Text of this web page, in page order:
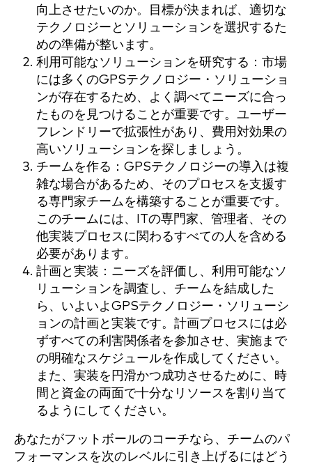
向上させたいのか。目標が決まれば、適切な
テクノロジーとソリューションを選択するた
めの準備が整います。
利用可能なソリューションを研究する：市場
には多くのGPSテクノロジー・ソリューショ
ンが存在するため、よく調べてニーズに合っ
たものを見つけることが重要です。ユーザー
フレンドリーで拡張性があり、費用対効果の
高いソリューションを探しましょう。
チームを作る：GPSテクノロジーの導入は複
雑な場合があるため、そのプロセスを支援す
る専門家チームを構築することが重要です。
このチームには、ITの専門家、管理者、その
他実装プロセスに関わるすべての人を含める
必要があります。
計画と実装：ニーズを評価し、利用可能なソ
リューションを調査し、チームを結成した
ら、いよいよGPSテクノロジー・ソリューシ
ョンの計画と実装です。計画プロセスには必
ずすべての利害関係者を参加させ、実施まで
の明確なスケジュールを作成してください。
また、実装を円滑かつ成功させるために、時
間と資金の両面で十分なリソースを割り当て
るようにしてください。
あなたがフットボールのコーチなら、チームのパ
フォーマンスを次のレベルに引き上げるにはどう